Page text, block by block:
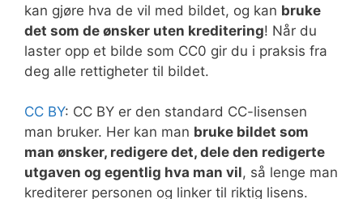
kan gjøre hva de vil med bildet, og kan bruke
det som de ønsker uten kreditering! Når du
laster opp et bilde som CC0 gir du i praksis fra
deg alle rettigheter til bildet.
CC BY: CC BY er den standard CC-lisensen
man bruker. Her kan man bruke bildet som
man ønsker, redigere det, dele den redigerte
utgaven og egentlig hva man vil, så lenge man
krediterer personen og linker til riktig lisens.